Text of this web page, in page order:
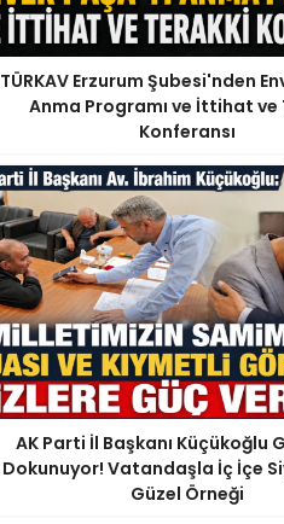
TÜRKAV Erzurum Şubesi'nden
Anma Programı ve İttihat ve
Konferansı
AK Parti İl Başkanı Küçükoğlu
Dokunuyor! Vatandaşla İç İçe
Güzel Örneği